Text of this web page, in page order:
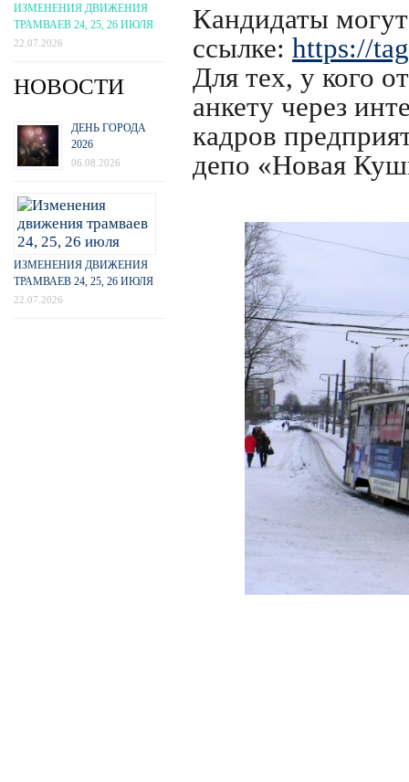
Кандидаты
ссылке:https://
Для тех, у кого
анкету через
кадров
депо «Новая
ИЗМЕНЕНИЯ ДВИЖЕНИЯ
ТРАМВАЕВ 24, 25, 26 ИЮЛЯ
22.07.2026
НОВОСТИ
ДЕНЬ ГОРОДА
2026
06.08.2026
ИЗМЕНЕНИЯ ДВИЖЕНИЯ
ТРАМВАЕВ 24, 25, 26 ИЮЛЯ
22.07.2026